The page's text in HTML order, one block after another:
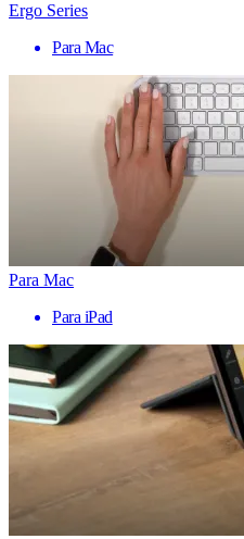
Ergo Series
Para Mac
Para Mac
Para iPad